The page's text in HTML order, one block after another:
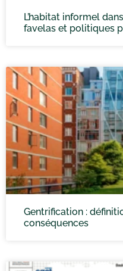
L’habitat informel
favelas et politiques
Gentrification :
conséquences